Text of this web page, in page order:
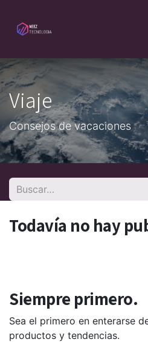
Viaje
Consejos de vacaciones
Todavía no hay
Siempre primero.
Sea el primero en enterarse
productos y tendencias.